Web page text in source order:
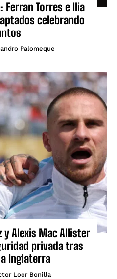
Ferran Torres e Ilia
celebrando
Palomeque
y Alexis Mac Allister
privada tras
Inglaterra
Loor Bonilla